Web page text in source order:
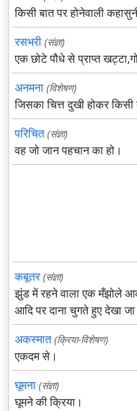
किसी बात पर होनेवाली
रसभरी (संज्ञा)
एक छोटे पौधे से प्राप्त
अनमना (विशेषण)
जिसका चित्त दुखी होकर किसी
परिचित (संज्ञा)
वह जो जान पहचान का हो।
कबूतर (संज्ञा)
झुंड में रहने वाला एक मँझोले
आदि पर दाना चुगते हुए देखा
अकस्मात (क्रिया-विशेषण)
एकदम से।
घूमना (संज्ञा)
घूमने की क्रिया।